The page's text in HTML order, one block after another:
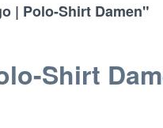
| Polo-Shirt Damen"
Shirt